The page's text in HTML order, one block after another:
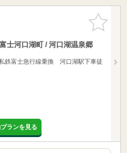
お気に入
りに追加
士河口湖町 / 河口湖温泉郷
鉄富士急行線乗換 河口湖駅下車徒
ランを見る